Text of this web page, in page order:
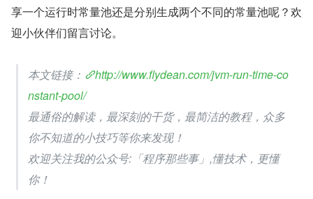
享一个运行时常量池还是分别生成两个不同的常量池呢？欢
迎小伙伴们留言讨论。
本文链接：
http://www.flydean.com/jvm-run-time-co
nstant-pool/
最通俗的解读，最深刻的干货，最简洁的教程，众多
你不知道的小技巧等你来发现！
欢迎关注我的公众号:「程序那些事」,懂技术，更懂
你！